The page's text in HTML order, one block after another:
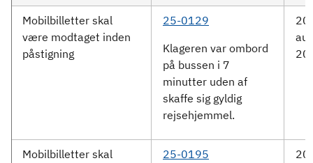
Mobilbilletter skal
være modtaget inden
påstigning
25-0129
Klageren var ombord
på bussen i 7
minutter uden af
skaffe sig gyldig
rejsehjemmel.
20.
Mobilbilletter skal
25-0195
20.